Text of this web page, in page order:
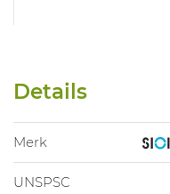
Details
Merk
UNSPSC